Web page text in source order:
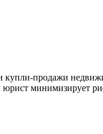
купли-продажи
минимизирует